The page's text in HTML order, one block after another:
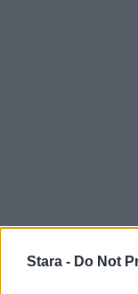
Stara - Do Not